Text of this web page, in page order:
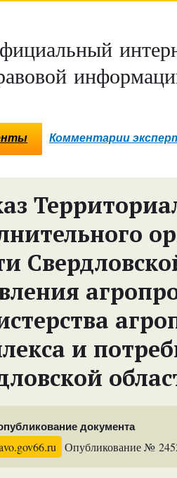
Комментарии
и
документа
Опубликование №